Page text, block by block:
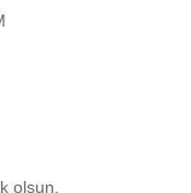
olsun.